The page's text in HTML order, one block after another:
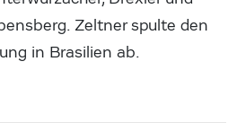
Zeltner spulte den
in Brasilien ab.